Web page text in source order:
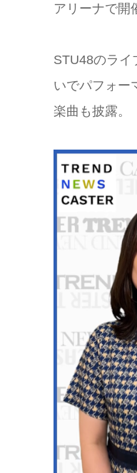
アリーナで開
STU48のライ
いでパフォー
楽曲も披露。